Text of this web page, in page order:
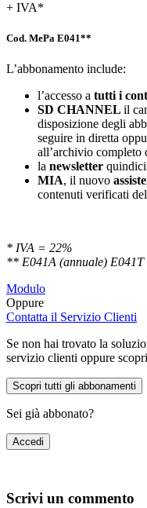
+ IVA*
Cod. MePa E041**
L’abbonamento include:
l’accesso a tutti i
SD CHANNEL il
disposizione degli
seguire in diretta
all’archivio
la newsletter
MIA, il nuovo
contenuti verificati
* IVA = 22%
** E041A (annuale) E041T
Modulo
Oppure
Contatta il Servizio Clienti
Se non hai trovato la
servizio clienti oppure
Scopri tutti gli abbonamenti
Sei già abbonato?
Accedi
Scrivi un commento